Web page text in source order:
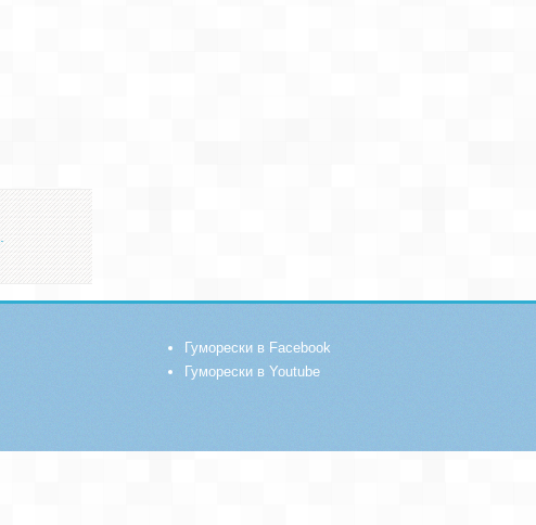
Гуморески в Facebook
Гуморески в Youtube